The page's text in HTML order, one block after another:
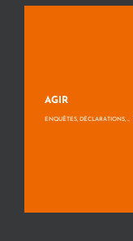
AGIR
ENQUÊTES, DÉCLARATIONS, ...